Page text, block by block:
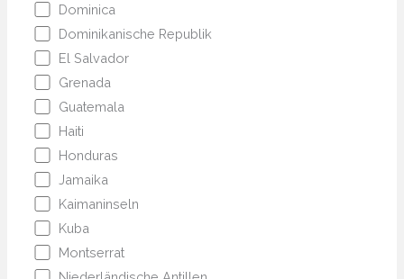
Dominica
Dominikanische Republik
El Salvador
Grenada
Guatemala
Haiti
Honduras
Jamaika
Kaimaninseln
Kuba
Montserrat